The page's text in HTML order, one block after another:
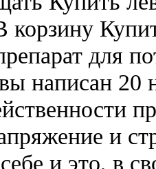
корзину
для
написан 20
и
и это, в